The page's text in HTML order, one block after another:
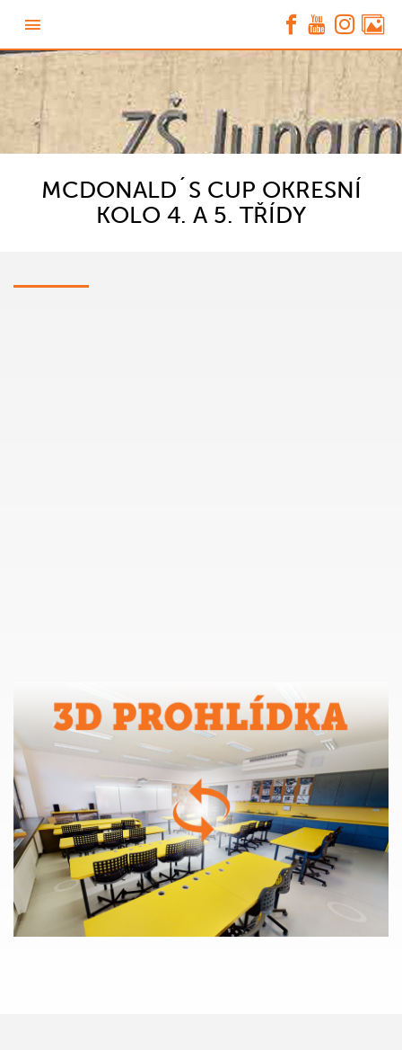
MCDONALD´S CUP OKRESNÍ
KOLO 4. A 5. TŘÍDY